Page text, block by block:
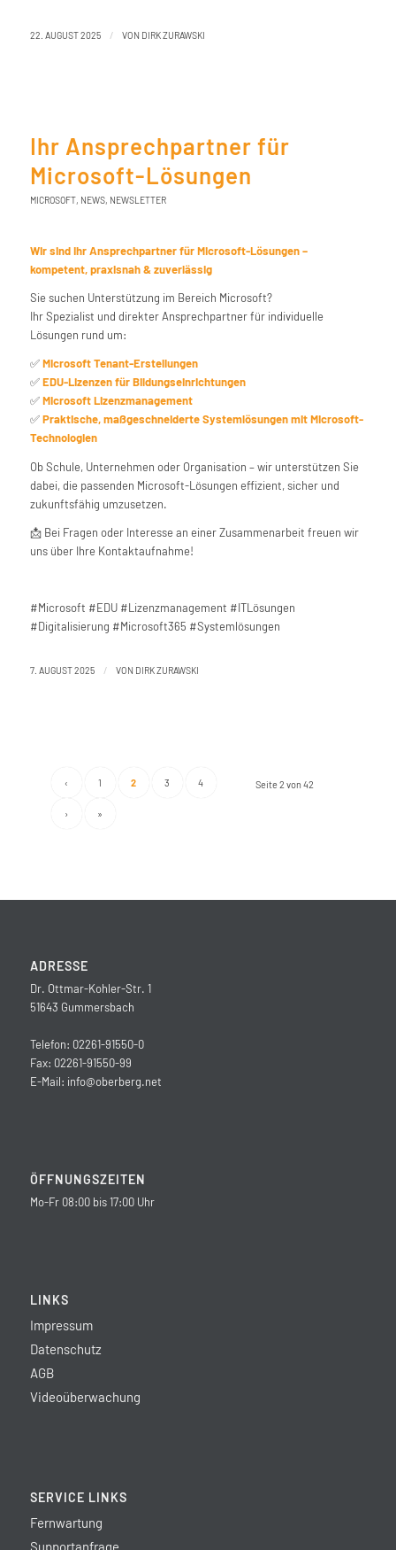
22. AUGUST 2025 / VON DIRK ZURAWSKI
Ihr Ansprechpartner für
Microsoft-Lösungen
MICROSOFT, NEWS, NEWSLETTER
Wir sind Ihr Ansprechpartner für Microsoft-Lösungen –
kompetent, praxisnah & zuverlässig
Sie suchen Unterstützung im Bereich Microsoft?
Ihr Spezialist und direkter Ansprechpartner für individuelle
Lösungen rund um:
✅Microsoft Tenant-Erstellungen
✅EDU-Lizenzen für Bildungseinrichtungen
✅Microsoft Lizenzmanagement
✅Praktische, maßgeschneiderte Systemlösungen mit Microsoft-
Technologien
Ob Schule, Unternehmen oder Organisation – wir unterstützen Sie
dabei, die passenden Microsoft-Lösungen effizient, sicher und
zukunftsfähig umzusetzen.
📩 Bei Fragen oder Interesse an einer Zusammenarbeit freuen wir
uns über Ihre Kontaktaufnahme!
#Microsoft #EDU #Lizenzmanagement #ITLösungen
#Digitalisierung #Microsoft365 #Systemlösungen
7. AUGUST 2025 / VON DIRK ZURAWSKI
Seite 2 von 42
‹ 1 2 3 4
› »
ADRESSE
Dr. Ottmar-Kohler-Str. 1
51643 Gummersbach
Telefon: 02261-91550-0
Fax: 02261-91550-99
E-Mail: info@oberberg.net
ÖFFNUNGSZEITEN
Mo-Fr 08:00 bis 17:00 Uhr
LINKS
Impressum
Datenschutz
AGB
Videoüberwachung
SERVICE LINKS
Fernwartung
Supportanfrage